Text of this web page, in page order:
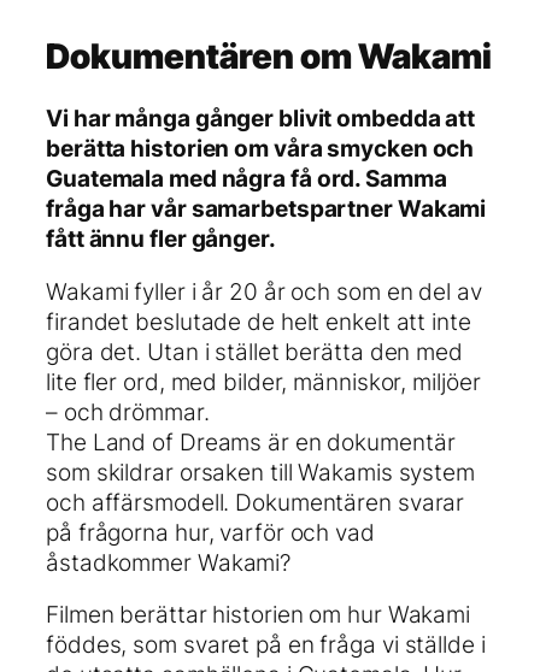
Dokumentären om Wakami
Vi har många gånger blivit ombedda att
berätta historien om våra smycken och
Guatemala med några få ord. Samma
fråga har vår samarbetspartner Wakami
fått ännu fler gånger.
Wakami fyller i år 20 år och som en del av
firandet beslutade de helt enkelt att inte
göra det. Utan i stället berätta den med
lite fler ord, med bilder, människor, miljöer
– och drömmar.
The Land of Dreams är en dokumentär
som skildrar orsaken till Wakamis system
och affärsmodell. Dokumentären svarar
på frågorna hur, varför och vad
åstadkommer Wakami?
Filmen berättar historien om hur Wakami
föddes, som svaret på en fråga vi ställde i